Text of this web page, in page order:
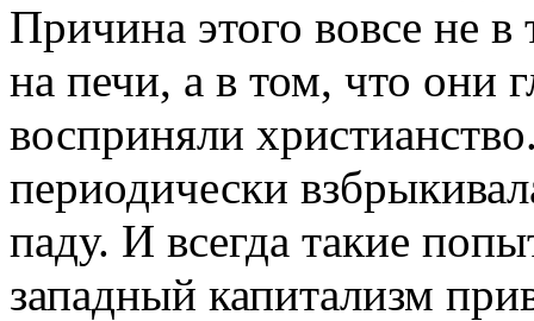
Причина этого вовсе не
на печи, а в том, что они
восприняли
периодически
паду. И всегда такие
западный капита­лизм